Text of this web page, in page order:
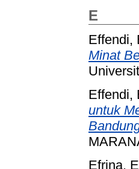
E
Effendi,
Minat
Effendi,
untuk
Efrina,